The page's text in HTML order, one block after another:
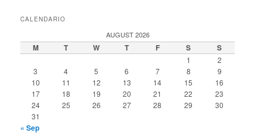
CALENDARIO
AUGUST 2026
M T W T F S S
1
2
3
4 5 6 7 8
9
10
11 12 13 14 15
16
17
18 19 20 21 22
23
24
25 26 27 28 29
30
31
« Sep